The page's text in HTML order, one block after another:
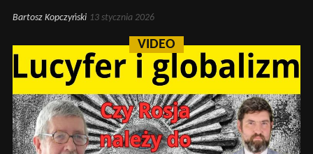
Bartosz Kopczyński 13 stycznia 2026
VIDEO